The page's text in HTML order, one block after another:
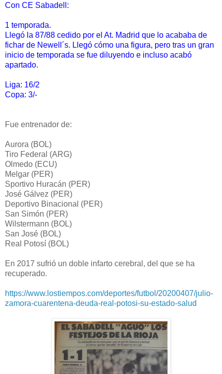
Con CE Sabadell:
1 temporada.
Llegó la 87/88 cedido por el At. Madrid que lo acababa de
fichar de Newell´s. Llegó cómo una figura, pero tras un gran
inicio de temporada se fue diluyendo e incluso acabó
apartado.
Liga: 16/2
Copa: 3/-
Fue entrenador de:
Aurora (BOL)
Tiro Federal (ARG)
Olmedo (ECU)
Melgar (PER)
Sportivo Huracán (PER)
José Gálvez (PER)
Deportivo Binacional (PER)
San Simón (PER)
Wilstermann (BOL)
San José (BOL)
Real Potosí (BOL)
En 2017 sufrió un doble infarto cerebral, del que se ha
recuperado.
https://www.lostiempos.com/deportes/futbol/20200407/julio-
zamora-cuarentena-deuda-real-potosi-su-estado-salud